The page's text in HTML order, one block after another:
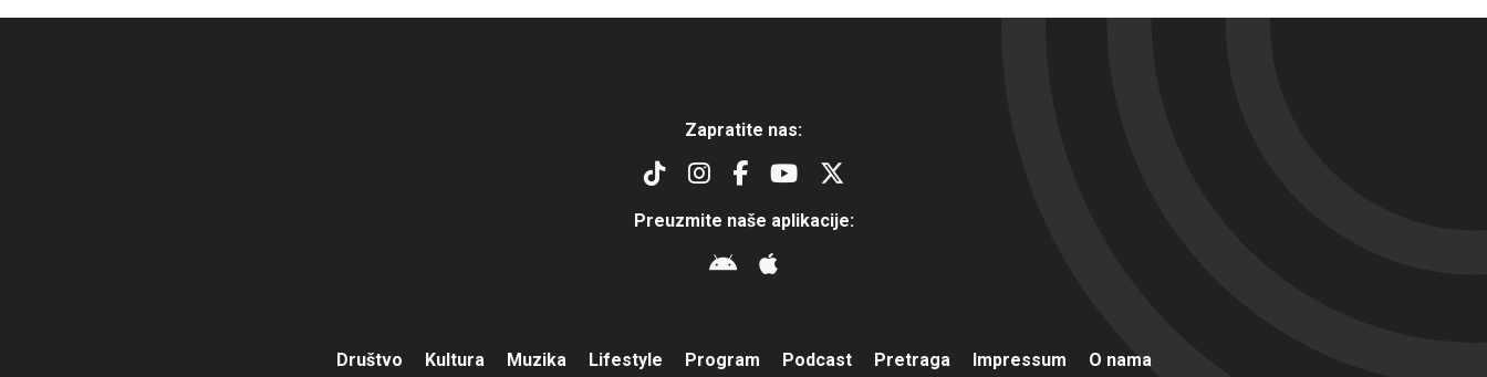
Zapratite nas:
Preuzmite naše aplikacije:
Društvo Kultura Muzika Lifestyle Program Podcast Pretraga Impressum O nama